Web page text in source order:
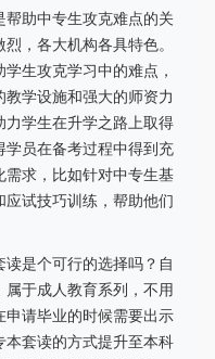
帮助中专生攻克难点的关
，各大机构各具特色。
生攻克学习中的难点，
学设施和强大的师资力
力学生在升学之路上取得
学员在备考过程中得到充
需求，比如针对中专生基
试技巧训练，帮助他们
是个可行的选择吗？自
于成人教育系列，不用
申请毕业的时候需要出示
本套读的方式提升至本科